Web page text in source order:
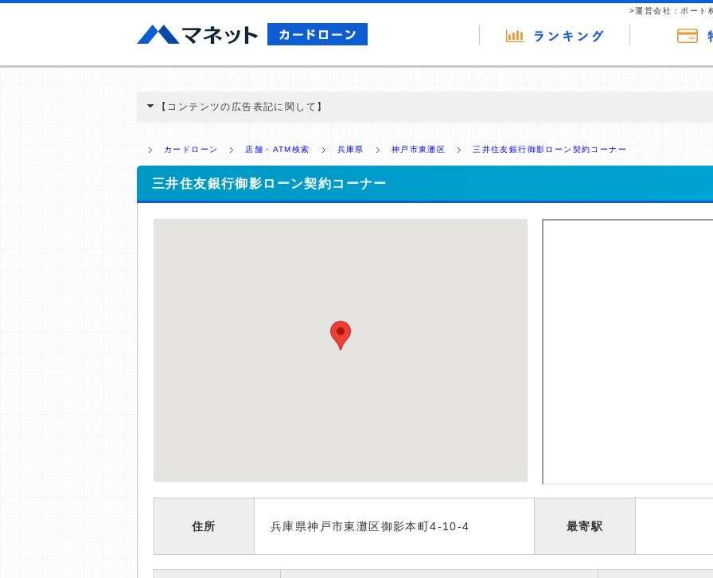
>運営会社：ポート
【コンテンツの広告表記に関して】
ミ収集などに基づき、公平性を担保した情報提供を行っています。
>提携企業一覧
カードローン 店舗・ATM検索 兵庫県 神戸市東灘区 三井住友銀行御影ローン契約コーナー
三井住友銀行御影ローン契約コーナー
住所 兵庫県神戸市東灘区御影本町4-10-4 最寄駅